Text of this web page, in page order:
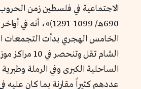
الخامس الهجري بدأت التجمعات
الشام تقل وتنحصر
الساحلية الكبرى وفي الرملة
عددهم كثيراً مقارنة بما كان عليه